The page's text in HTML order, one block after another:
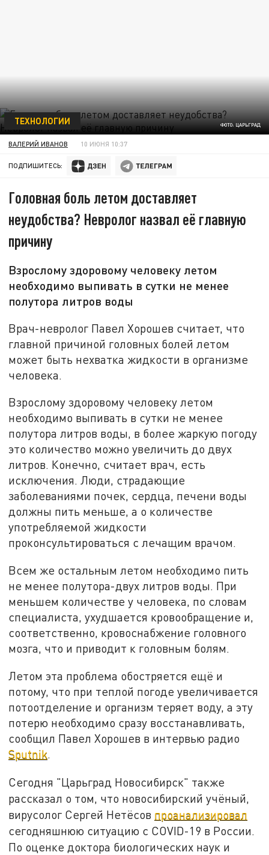
ФОТО: ЦАРЬГРАД
ТЕХНОЛОГИИ
ВАЛЕРИЙ ИВАНОВ 10 ИЮНЯ 10:37
ПОДПИШИТЕСЬ:
Головная боль летом доставляет
неудобства? Невролог назвал её главную
причину
Взрослому здоровому человеку летом
необходимо выпивать в сутки не менее
полутора литров воды
Врач-невролог Павел Хорошев считает, что
главной причиной головных болей летом
может быть нехватка жидкости в организме
человека.
Взрослому здоровому человеку летом
необходимо выпивать в сутки не менее
полутора литров воды, в более жаркую погоду
это количество можно увеличить до двух
литров. Конечно, считает врач, есть
исключения. Люди, страдающие
заболеваниями почек, сердца, печени воды
должны пить меньше, а о количестве
употребляемой жидкости
проконсультироваться с лечащим врачом.
Всем же остальным летом необходимо пить
не менее полутора-двух литров воды. При
меньшем количестве у человека, по словам
специалиста, ухудшается кровообращение и,
соответственно, кровоснабжение головного
мозга, что и приводит к головным болям.
Летом эта проблема обостряется ещё и
потому, что при теплой погоде увеличивается
потоотделение и организм теряет воду, а эту
потерю необходимо сразу восстанавливать,
сообщил Павел Хорошев в интервью радио
Sputnik.
Сегодня "Царьград Новосибирск" также
рассказал о том, что новосибирский учёный,
вирусолог Сергей Нетёсов проанализировал
сегодняшнюю ситуацию с COVID-19 в России.
По оценке доктора биологических наук и